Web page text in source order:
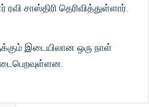
சாஸ்திரி தெரிவித்துள்ளார்.
இடையிலான ஒரு நாள்